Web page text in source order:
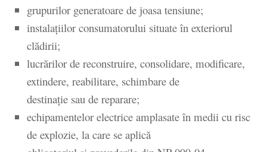
grupurilor generatoare de joasa tensiune;
instalațiilor consumatorului situate în exteriorul
clădirii;
lucrărilor de reconstruire, consolidare, modificare,
extindere, reabilitare, schimbare de
destinație sau de reparare;
echipamentelor electrice amplasate în medii cu risc
de explozie, la care se aplică